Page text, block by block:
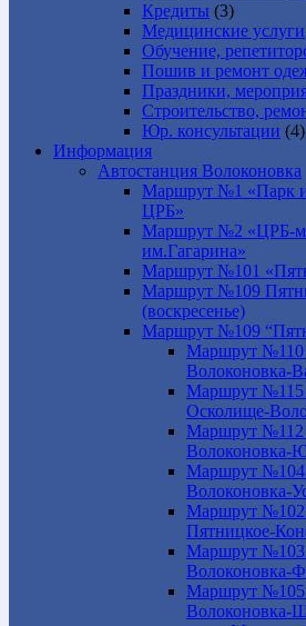
Кредиты (3)
Медицинские услуги
Обучение,
Пошив и ремонт
Праздники,
Строительство,
Юр. консультации (4)
Информация
Автостанция Волоконовка
Маршрут №1 «Парк
ЦРБ»
Маршрут №2 «ЦРБ-
им.Гагарина»
Маршрут №101
Маршрут №109
(воскресенье)
Маршрут №109
Маршрут №110
Волоконовка-
Маршрут №115
Осколище-
Маршрут №112
Волоконовка-
Маршрут №104
Волоконовка-
Маршрут №102
Пятницкое-
Маршрут №103
Волоконовка-
Маршрут №105
Волоконовка-